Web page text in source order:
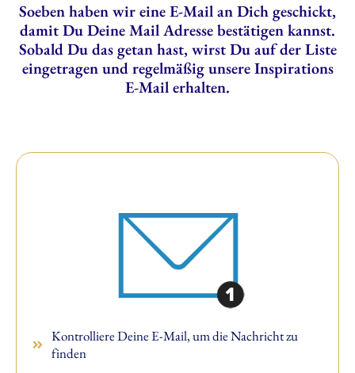
Soeben haben wir eine E-Mail an Dich geschickt,
damit Du Deine Mail Adresse bestätigen kannst.
Sobald Du das getan hast, wirst Du auf der Liste
eingetragen und regelmäßig unsere Inspirations
E-Mail erhalten.
Kontrolliere Deine E-Mail, um die Nachricht zu
finden